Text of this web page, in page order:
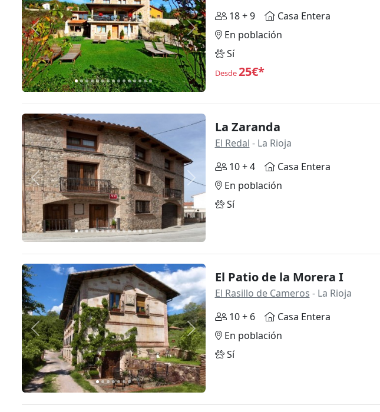
Anterior Siguiente
18 + 9
Casa Entera
En población
Sí
Desde25€*
Anterior Siguiente
La Zaranda
El Redal - La Rioja
10 + 4
Casa Entera
En población
Sí
Anterior Siguiente
El Patio de la Morera I
El Rasillo de Cameros - La Rioja
10 + 6
Casa Entera
En población
Sí